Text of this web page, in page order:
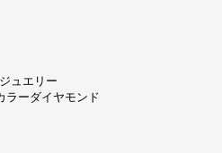
ュエリー
ラーダイヤモンド